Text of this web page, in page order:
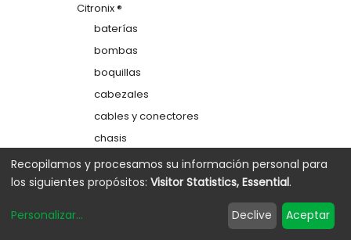
Citronix ®
baterías
bombas
boquillas
cabezales
cables y conectores
chasis
colectores
depósitos
Recopilamos y procesamos su información personal para
los siguientes propósitos: Visitor Statistics, Essential.
Personalizar... Declive Aceptar